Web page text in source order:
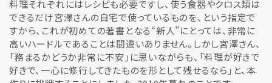
料理それぞれにはレシピも必要ですし、使う食器やクロス類は
できるだけ宮澤さんの自宅で使っているものを、という指定で
すから、これが初めての著書となる“新人”にとっては、非常に
高いハードルであることは間違いありません。しかし宮澤さん、
「務まるかどうか非常に不安」に思いながらも、「料理が好きで
好きで、一心に修行してきたものを形として残せるなら」と、本